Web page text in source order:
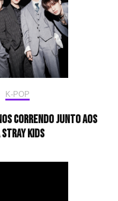
K-POP
correndo junto aos
Kids